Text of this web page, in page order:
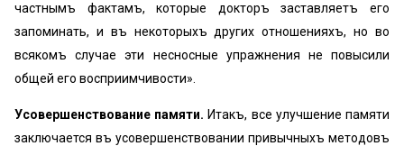
частнымъ фактамъ, которые докторъ заставляетъ его
запоминать, и въ некоторыхъ других отношенияхъ, но во
всякомъ случае эти несносные упражнения не повысили
общей его восприимчивости».
Усовершенствование памяти. Итакъ, все улучшение памяти
заключается въ усовершенствовании привычныхъ методовъ